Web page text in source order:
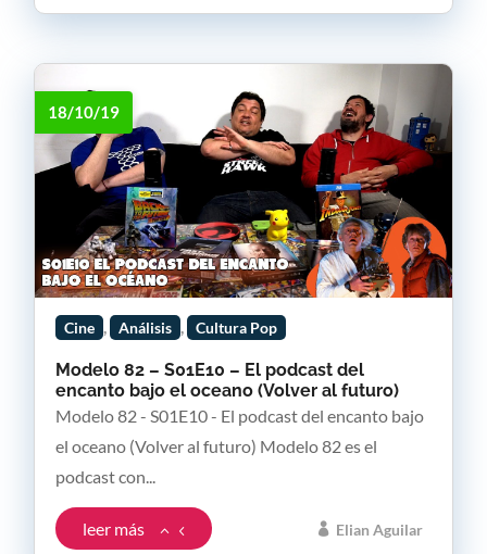
Modelo 82 – S01E10 – El podcast del
encanto bajo el oceano (Volver al futuro)
Elian Aguilar
18/10/19
Cine , Análisis , Cultura Pop
Modelo 82 - S01E10 - El podcast del encanto bajo
el oceano (Volver al futuro) Modelo 82 es el
podcast con...
leer más